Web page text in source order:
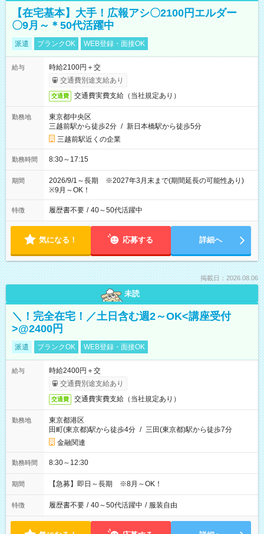
【在宅基本】大手！広報アシ〇2100円エルダー
〇9月～＊50代活躍中
派遣 ブランクOK WEB登録・面接OK
給与
時給2100円＋交
交通費別途支給あり
交通費 交通費実費支給（当社規定あり）
勤務地
東京都中央区
三越前駅から徒歩2分 / 新日本橋駅から徒歩5分
三越前駅近くの企業
勤務時間 8:30～17:15
期間
2026/9/1～長期 ※2027年3月末まで(期間延長の可能性あり)
※9月～OK！
特徴 履歴書不要 / 40～50代活躍中
気になる！ 応募する 詳細へ
掲載日：2026.08.06
未読
＼！完全在宅！／土日含む週2～OK<講座受付
>@2400円
派遣 ブランクOK WEB登録・面接OK
給与
時給2400円＋交
交通費別途支給あり
交通費 交通費実費支給（当社規定あり）
勤務地
東京都港区
田町(東京都)駅から徒歩4分 / 三田(東京都)駅から徒歩7分
金融関連
勤務時間 8:30～12:30
期間 【急募】即日～長期 ※8月～OK！
特徴 履歴書不要 / 40～50代活躍中 / 服装自由